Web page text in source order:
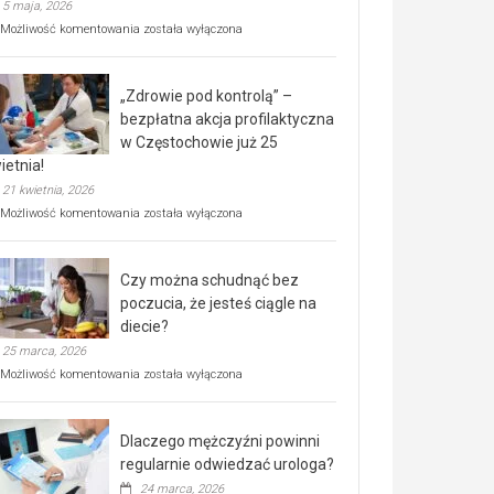
5 maja, 2026
Możliwość komentowania Rusza
rehabilitacji
dla
seniorów!
została wyłączona
„Zdrowie pod kontrolą” –
bezpłatna akcja profilaktyczna
w Częstochowie już 25
21 kwietnia, 2026
Możliwość komentowania „Zdrowie
bezpłatna
akcja
profilaktyczna
w
już
kwietnia!
została wyłączona
Czy można schudnąć bez
poczucia, że jesteś ciągle na
diecie?
25 marca, 2026
Możliwość komentowania Czy
poczucia,
że
została wyłączona
Dlaczego mężczyźni powinni
regularnie odwiedzać urologa?
24 marca, 2026